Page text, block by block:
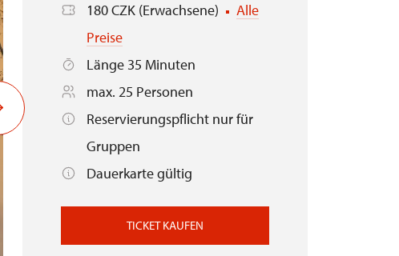
180 CZK (Erwachsene)
Alle
Preise
Länge 35 Minuten
max. 25 Personen
Reservierungspflicht nur für
Gruppen
Dauerkarte gültig
TICKET KAUFEN